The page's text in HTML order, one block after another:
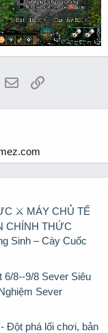
EmailLink
⚔️ MÁY CHỦ TẾ
CHÍNH THỨC
Sinh – Cày Cuốc
8--9/8 Sever Siêu
Sever
Đột phá lối chơi, bản